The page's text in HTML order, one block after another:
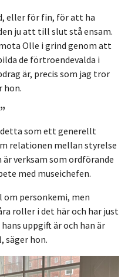
eller för fin, för att ha
ju att till slut stå ensam.
Olle i grind genom att
de förtroendevalda i
är, precis som jag tror
hon.
som ett generellt
relationen mellan styrelse
verksam som ordförande
med museichefen.
om personkemi, men
roller i det här och har just
uppgift är och han är
säger hon.